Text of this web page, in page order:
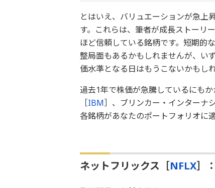
とはいえ、バリュエーションが急上
す。これらは、筆者が成長ストーリ
ほど信頼している銘柄です。短期的
整局面もあるかもしれませんが、い
価水準となる日はもうこないかもし
過去1年で株価が急騰しているにも
［IBM］、ブリンカー・インターナ
各銘柄があなたのポートフォリオに
ネットフリックス［NFLX］